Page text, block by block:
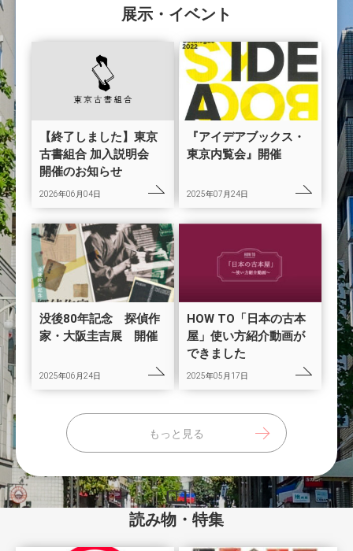
展示・イベント
【終了しました】東京
古書組合 加入説明会
開催のお知らせ
2026年06月04日
『アイデアブックス・
東京内覧会』開催
2025年07月24日
没後80年記念 探偵作
家・大阪圭吉展 開催
2025年06月24日
HOW TO「日本の古本
屋」使い方紹介動画が
できました
2025年05月17日
もっと見る
読み物・特集